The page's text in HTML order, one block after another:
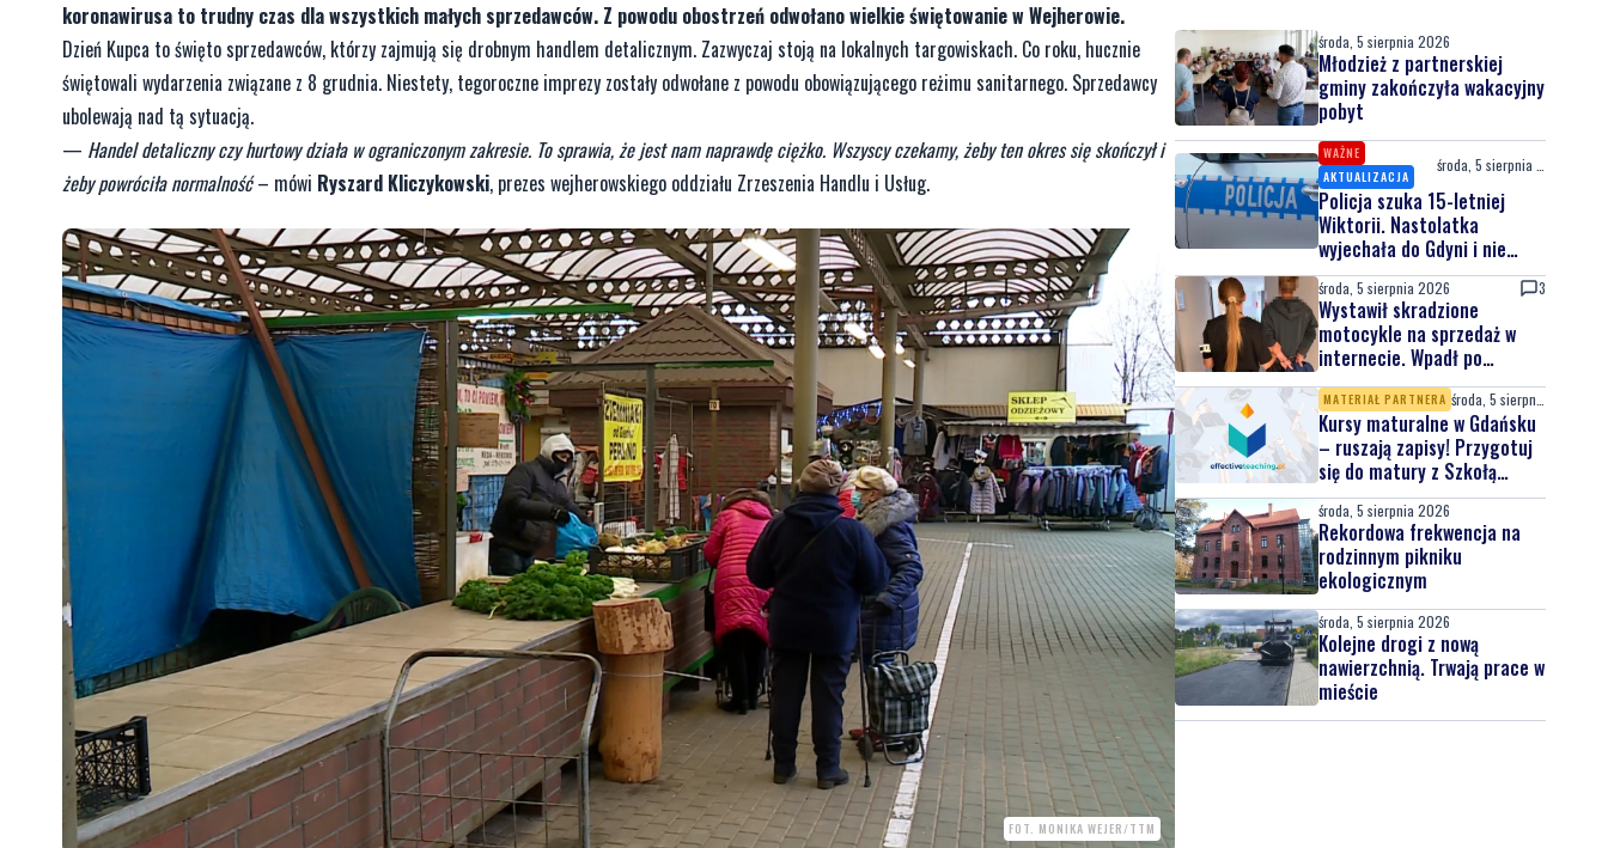
koronawirusa to trudny czas dla wszystkich małych sprzedawców. Z powodu obostrzeń odwołano wielkie świętowanie w Wejherowie.
Dzień Kupca to święto sprzedawców, którzy zajmują się drobnym handlem detalicznym. Zazwyczaj stoją na lokalnych targowiskach. Co roku, hucznie
świętowali wydarzenia związane z 8 grudnia. Niestety, tegoroczne imprezy zostały odwołane z powodu obowiązującego reżimu sanitarnego. Sprzedawcy
ubolewają nad tą sytuacją.
— Handel detaliczny czy hurtowy działa w ograniczonym zakresie. To sprawia, że jest nam naprawdę ciężko. Wszyscy czekamy, żeby ten okres się skończył i
żeby powróciła normalność– mówi Ryszard Kliczykowski, prezes wejherowskiego oddziału Zrzeszenia Handlu i Usług.
FOT. MONIKA WEJER/TTM
środa, 5 sierpnia 2026
Młodzież z partnerskiej
gminy zakończyła wakacyjny
pobyt
WAŻNE
AKTUALIZACJA
Policja szuka 15-letniej
Wiktorii. Nastolatka
wyjechała do Gdyni i nie
wróciła
środa, 5 sierpnia 2026 3
Wystawił skradzione
motocykle na sprzedaż w
internecie. Wpadł po
zgłoszeniu właściciela
MATERIAŁ PARTNERA
Kursy maturalne w Gdańsku
– ruszają zapisy! Przygotuj
się do matury z Szkołą
Effective Teaching!
środa, 5 sierpnia 2026
Rekordowa frekwencja na
rodzinnym pikniku
ekologicznym
środa, 5 sierpnia 2026
Kolejne drogi z nową
nawierzchnią. Trwają prace w
mieście